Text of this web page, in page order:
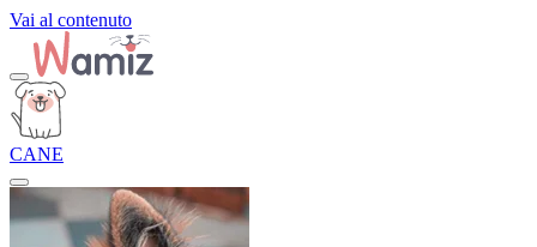
Vai al contenuto
CANE